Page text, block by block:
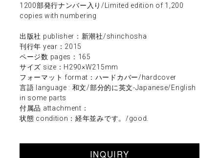
1200部発行ナンバー入り/Limited edition of 1,200
copies with numbering
出版社 publisher：新潮社/shinchosha
刊行年 year：2015
ページ数 pages：165
サイズ size：H290×W215mm
フォーマット format：ハードカバー/hardcover
言語 language : 和文/部分的に英文-Japanese/English
in some parts
付属品 attachment：
状態 condition：経年並みです。/good.
INQUIRY